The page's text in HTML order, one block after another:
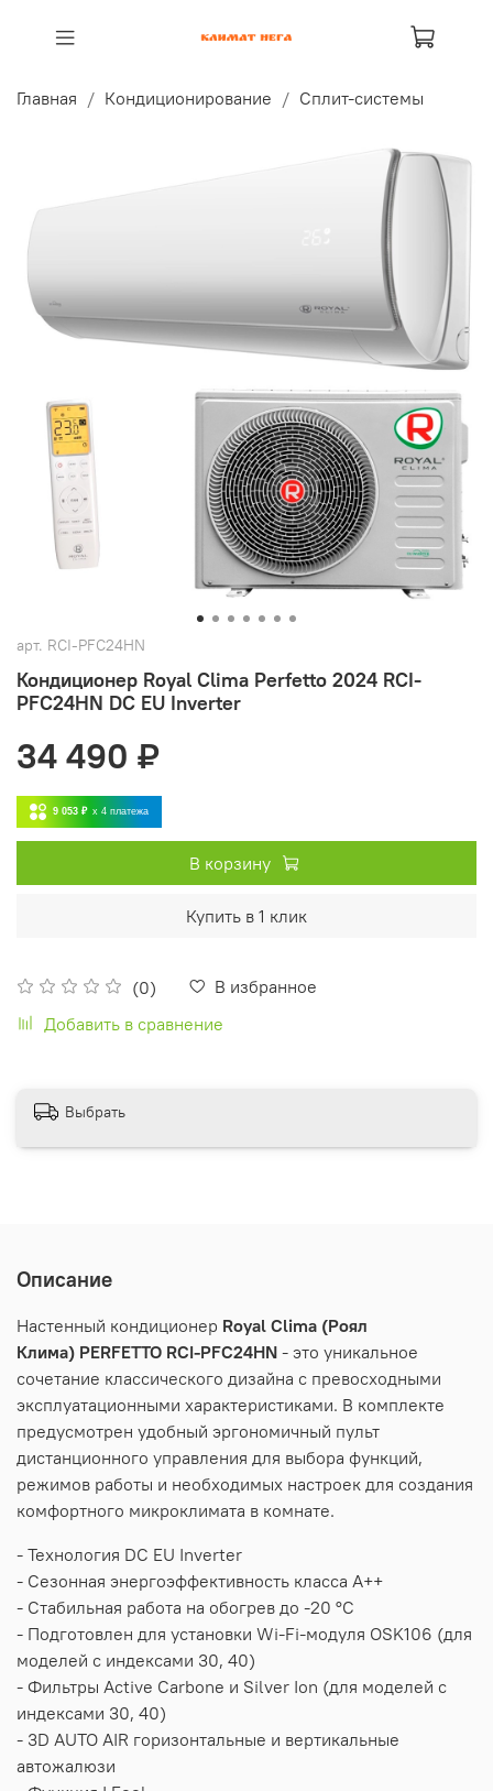
Главная Кондиционирование Сплит-системы
арт. RCI-PFC24HN
Кондиционер Royal Clima Perfetto 2024 RCI-
PFC24HN DC EU Inverter
(0)
В избранное
Добавить в сравнение
34 490 ₽
9 053 ₽ x 4 платежа
В корзину
Купить в 1 клик
Выбрать
Описание
Настенный кондиционер Royal Clima (Роял
Клима) PERFETTO RCI-PFC24HN - это уникальное
сочетание классического дизайна с превосходными
эксплуатационными характеристиками. В комплекте
предусмотрен удобный эргономичный пульт
дистанционного управления для выбора функций,
режимов работы и необходимых настроек для создания
комфортного микроклимата в комнате.
- Технология DC EU Inverter
- Сезонная энергоэффективность класса А++
- Стабильная работа на обогрев до -20 °С
- Подготовлен для установки Wi-Fi-модуля OSK106 (для
моделей с индексами 30, 40)
- Фильтры Active Carbone и Silver Ion (для моделей с
индексами 30, 40)
- 3D AUTO AIR горизонтальные и вертикальные
автожалюзи